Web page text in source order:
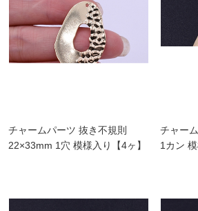
チャームパーツ 抜き不規則
22×33mm 1穴 模様入り【4ヶ】
チャー
1カン